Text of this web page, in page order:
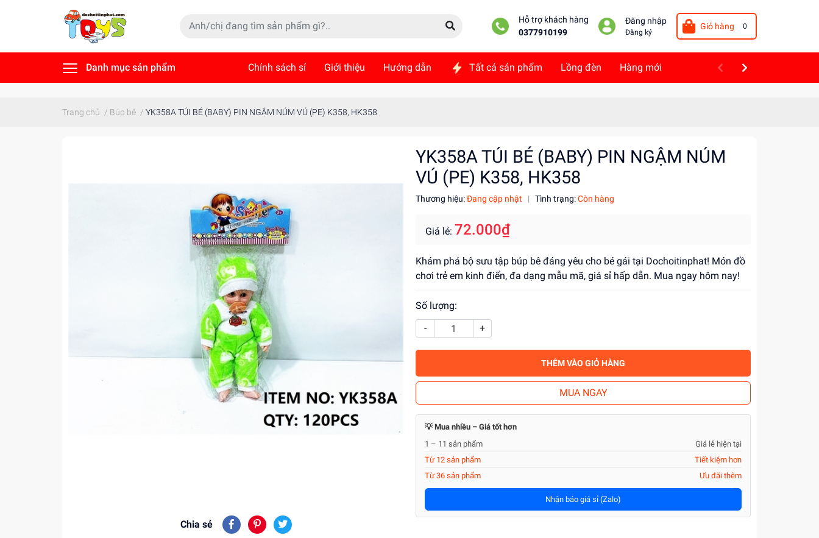
Hỗ trợ khách hàng
0377910199
Đăng nhập
Đăng ký
Giỏ hàng 0
Danh mục sản phẩm Chính sách sỉ Giới thiệu Hướng dẫn Tất cả sản phẩm Lồng đèn Hàng mới
Trang chủ / Búp bê / YK358A TÚI BÉ (BABY) PIN NGẬM NÚM VÚ (PE) K358, HK358
Chia sẻ
YK358A TÚI BÉ (BABY) PIN NGẬM NÚM
VÚ (PE) K358, HK358
Thương hiệu:Đang cập nhật | Tình trạng:Còn hàng
Giá lẻ: 72.000₫
Khám phá bộ sưu tập búp bê đáng yêu cho bé gái tại Dochoitinphat! Món đồ
chơi trẻ em kinh điển, đa dạng mẫu mã, giá sỉ hấp dẫn. Mua ngay hôm nay!
Số lượng:
-
+
THÊM VÀO GIỎ HÀNG
MUA NGAY
💡 Mua nhiều – Giá tốt hơn
1 – 11 sản phẩm
Giá lẻ hiện tại
Từ 12 sản phẩm
Tiết kiệm hơn
Từ 36 sản phẩm
Ưu đãi thêm
Nhận báo giá sỉ (Zalo)